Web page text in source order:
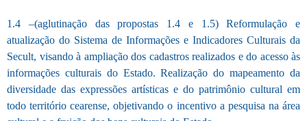
1.4 –(aglutinação das propostas 1.4 e 1.5) Reformulação e
atualização do Sistema de Informações e Indicadores Culturais da
Secult, visando à ampliação dos cadastros realizados e do acesso às
informações culturais do Estado. Realização do mapeamento da
diversidade das expressões artísticas e do patrimônio cultural em
todo território cearense, objetivando o incentivo a pesquisa na área